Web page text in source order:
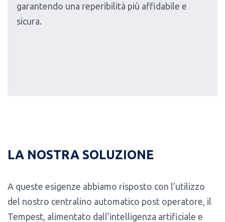
garantendo una reperibilità più affidabile e
sicura.
LA NOSTRA SOLUZIONE
A queste esigenze abbiamo risposto con l’utilizzo
del nostro centralino automatico post operatore, il
Tempest, alimentato dall’intelligenza artificiale e